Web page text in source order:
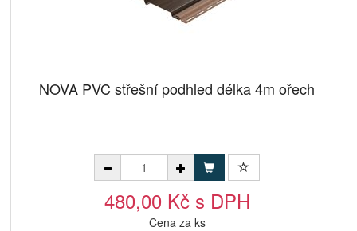
NOVA PVC střešní podhled délka 4m ořech
480,00 Kč s DPH
Cena za ks